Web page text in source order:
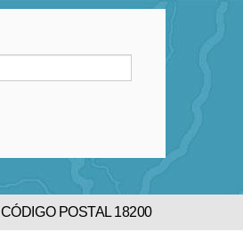
CÓDIGO POSTAL 18200